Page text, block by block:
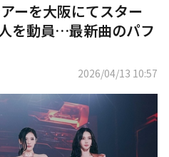
ーを大阪にてスター
を動員…最新曲のパフ
2026/04/13 10:57